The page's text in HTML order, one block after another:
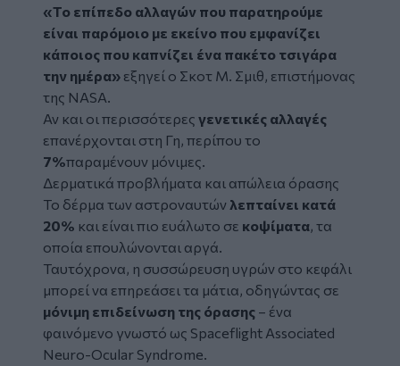
«Το επίπεδο αλλαγών που παρατηρούμε
είναι παρόμοιο με εκείνο που εμφανίζει
κάποιος που καπνίζει ένα πακέτο τσιγάρα
την ημέρα» εξηγεί ο Σκοτ Μ. Σμιθ, επιστήμονας
της NASA.
Αν και οι περισσότερες γενετικές αλλαγές
επανέρχονται στη Γη, περίπου το
7%παραμένουν μόνιμες.
Δερματικά προβλήματα και απώλεια όρασης
Το δέρμα των αστροναυτών λεπταίνει κατά
20% και είναι πιο ευάλωτο σε κοψίματα, τα
οποία επουλώνονται αργά.
Ταυτόχρονα, η συσσώρευση υγρών στο κεφάλι
μπορεί να επηρεάσει τα μάτια, οδηγώντας σε
μόνιμη επιδείνωση της όρασης – ένα
φαινόμενο γνωστό ως Spaceflight Associated
Neuro-Ocular Syndrome.